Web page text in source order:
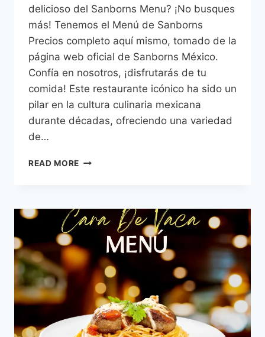
delicioso del Sanborns Menu? ¡No busques
más! Tenemos el Menú de Sanborns
Precios completo aquí mismo, tomado de la
página web oficial de Sanborns México.
Confía en nosotros, ¡disfrutarás de tu
comida! Este restaurante icónico ha sido un
pilar en la cultura culinaria mexicana
durante décadas, ofreciendo una variedad
de…
READ MORE SANBORNS
–
2026
ACTUALIZADO